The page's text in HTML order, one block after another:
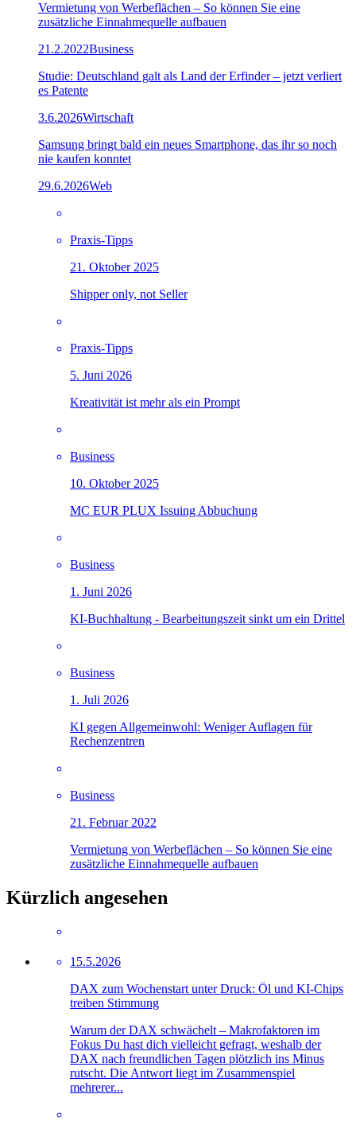
Vermietung von Werbeflächen – So können Sie eine
zusätzliche Einnahmequelle aufbauen
21.2.2022Business
Studie: Deutschland galt als Land der Erfinder – jetzt verliert
es Patente
3.6.2026Wirtschaft
Samsung bringt bald ein neues Smartphone, das ihr so noch
nie kaufen konntet
29.6.2026Web
Praxis-Tipps
21. Oktober 2025
Shipper only, not Seller
Praxis-Tipps
5. Juni 2026
Kreativität ist mehr als ein Prompt
Business
10. Oktober 2025
MC EUR PLUX Issuing Abbuchung
Business
1. Juni 2026
KI-Buchhaltung - Bearbeitungszeit sinkt um ein Drittel
Business
1. Juli 2026
KI gegen Allgemeinwohl: Weniger Auflagen für
Rechenzentren
Business
21. Februar 2022
Vermietung von Werbeflächen – So können Sie eine
zusätzliche Einnahmequelle aufbauen
Kürzlich angesehen
15.5.2026
DAX zum Wochenstart unter Druck: Öl und KI-Chips
treiben Stimmung
Warum der DAX schwächelt – Makrofaktoren im
Fokus Du hast dich vielleicht gefragt, weshalb der
DAX nach freundlichen Tagen plötzlich ins Minus
rutscht. Die Antwort liegt im Zusammenspiel
mehrerer...